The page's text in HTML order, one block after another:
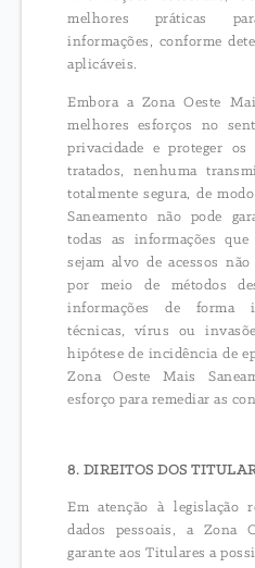
melhores práticas
informações, conforme
aplicáveis.
Embora a Zona Oeste
melhores esforços no
privacidade e proteger
tratados, nenhuma
totalmente segura, de
Saneamento não pode
todas as informações
sejam alvo de acessos
por meio de métodos
informações de forma
técnicas, vírus ou
hipótese de incidência de
Zona Oeste Mais
esforço para remediar as
8. DIREITOS DOS
Em atenção à legislação
dados pessoais, a Zona
garante aos Titulares a